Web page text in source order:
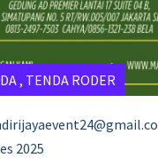
, TENDA RODER
2025